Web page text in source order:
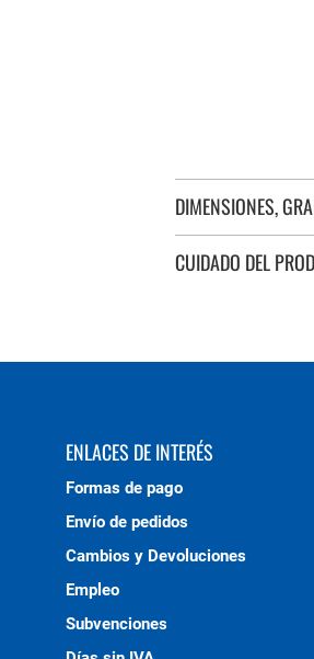
DIMENSIONES,
CUIDADO DEL
ENLACES DE INTERÉS
Formas de pago
Envío de pedidos
Cambios y Devoluciones
Empleo
Subvenciones